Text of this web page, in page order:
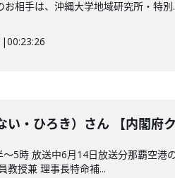
お相手は、沖縄大学地域研究所・特別
|00:23:26
い・ひろき）さん 【内閣府
5時 放送中6月14日放送分那覇空港
教授兼 理事長特命補...